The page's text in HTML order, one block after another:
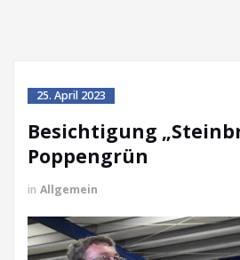
25. April 2023
Besichtigung
Poppengrün
in Allgemein